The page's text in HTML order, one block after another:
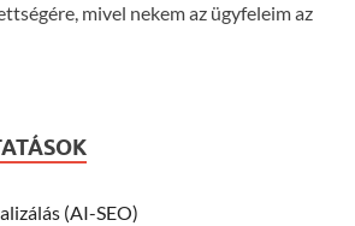
mivel nekem az ügyfeleim az
(AI-SEO)